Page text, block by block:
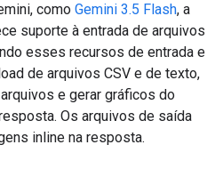
como Gemini 3.5 Flash, a
suporte à entrada de arquivos
esses recursos de entrada e
de arquivos CSV e de texto,
e gerar gráficos do
Os arquivos de saída
inline na resposta.